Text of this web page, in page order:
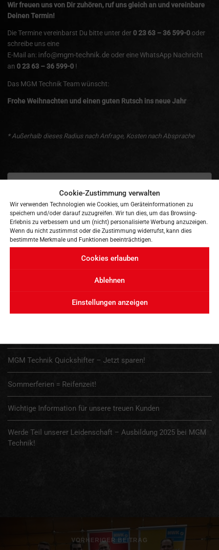
Cookie-Zustimmung verwalten
Wir verwenden Technologien wie Cookies, um Geräteinformationen zu
speichern und/oder darauf zuzugreifen. Wir tun dies, um das Browsing-
Erlebnis zu verbessern und um (nicht) personalisierte Werbung anzuzeigen.
Wenn du nicht zustimmst oder die Zustimmung widerrufst, kann dies
bestimmte Merkmale und Funktionen beeinträchtigen.
Cookies erlauben
Ablehnen
Einstellungen anzeigen
Wir freuen uns von Dir zuhören, ruf uns gleich an und vereinbare
Deinen Termin!
Die Termine vereinbarst Du bitte unter der 0 23 63 – 36 599-0oder
schreibe uns eine
E-Mail an: info@mgm-technik.de oder eine WhatsApp Nachricht
an 0 23 63 – 36 599-0 !
Das MGM Technik Team wünscht:
Frohe Weihnachten und einen guten Rutsch ins neue Jahr
* Außerhalb dieses Radius nach Anfrage, Kosten nach Absprache
NEUESTE BEITRÄGE
Wintereinlagerung deines Bikes
MGM Technik Quickshifter – Jetzt sparen!
Sommerferien = Reifenzeit!
Wichtige Information für unsere treuen Kunden
Werde Teil unserer Leidenschaft – Ausbildung 2025 bei MGM
Technik!
VORHERIGER BEITRAG